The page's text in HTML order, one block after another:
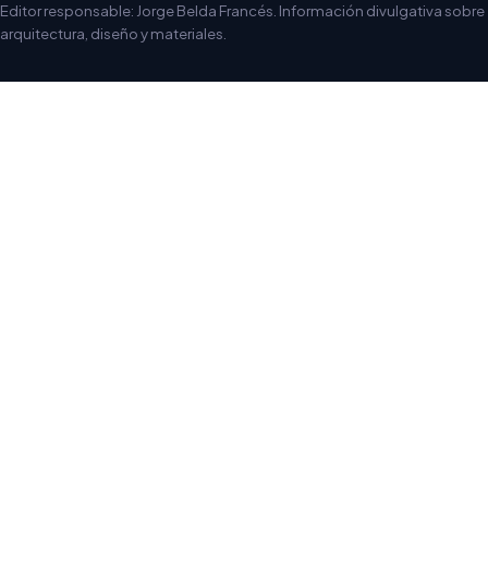
Editor responsable: Jorge Belda Francés. Información divulgativa sobre
arquitectura, diseño y materiales.